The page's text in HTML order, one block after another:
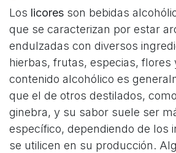
Los licores son bebidas
que se caracterizan por estar
endulzadas con diversos
hierbas, frutas, especias, flores
contenido alcohólico es
que el de otros destilados,
ginebra, y su sabor suele ser
específico, dependiendo de los
se utilicen en su producción.